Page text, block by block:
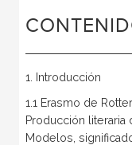
1. Introducción
1.1 Erasmo de
Producción literaria
Modelos,